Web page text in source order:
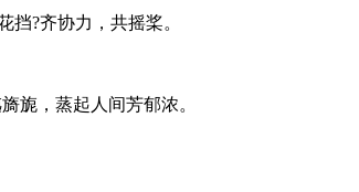
?齐协力，共摇桨。
旎，蒸起人间芳郁浓。